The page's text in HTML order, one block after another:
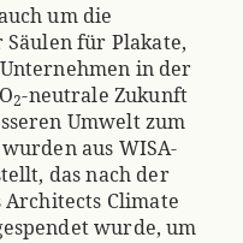
um die
für Plakate,
in der
2-neutrale Zukunft
Umwelt zum
aus WISA-
das nach der
Climate
wurde, um